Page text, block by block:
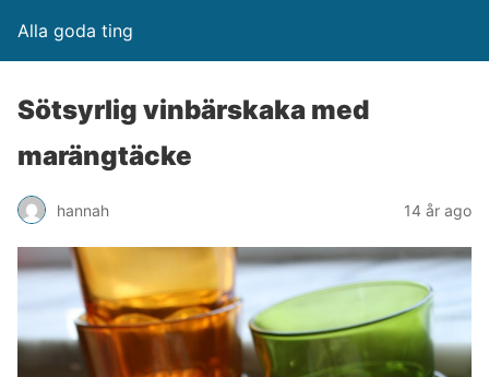
Alla goda ting
Sötsyrlig vinbärskaka med
marängtäcke
hannah 14 år ago